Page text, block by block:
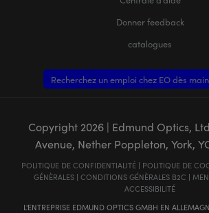
Donner feedback
catalogues
Recherchez un emploi chez EO dès
Copyright 2026| Edmund Optics,
Avenue, Nether Poppleton, York,
POLITIQUE DE CONFIDENTIALITÉ| POLITIQUE DE
GÉNÈRALES| CONDITIONS GÉNÈRALES B2C |
ACCESSIBILITÉ
L'ENTREPRISE EDMUND OPTICS GMBH EN